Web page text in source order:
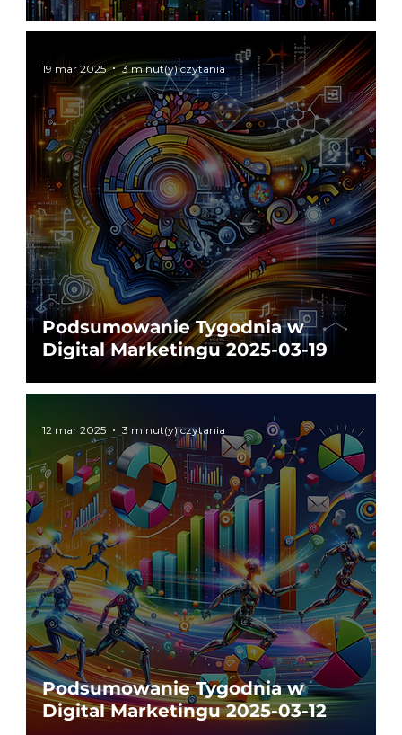
Podsumowanie Tygodnia w
Digital Marketingu 2025-03-19
19 mar 2025 3 minut(y) czytania
Podsumowanie Tygodnia w
Digital Marketingu 2025-03-12
12 mar 2025 3 minut(y) czytania